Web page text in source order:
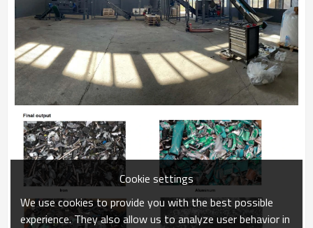
Cookie settings
We use cookies to provide you with the best possible
experience. They also allow us to analyze user behavior in